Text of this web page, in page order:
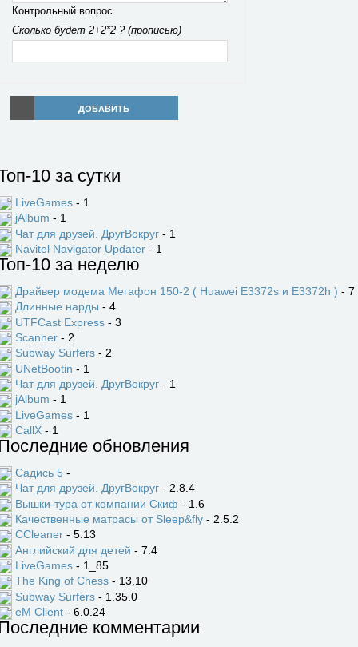
Контрольный вопрос
Сколько будет 2+2*2 ? (прописью)
ДОБАВИТЬ
10 за сутки
LiveGames - 1
jAlbum - 1
Чат для друзей. ДругВокруг - 1
Navitel Navigator Updater - 1
10 за неделю
Драйвер модема Мегафон 150-2 ( Huawei E3372s и E3372h ) - 7
Длинные нарды - 4
UTFCast Express - 3
Scanner - 2
Subway Surfers - 2
UNetBootin - 1
Чат для друзей. ДругВокруг - 1
jAlbum - 1
LiveGames - 1
CallX - 1
обновления
Садись 5 -
Чат для друзей. ДругВокруг - 2.8.4
Вышки-тура от компании Скиф - 1.6
Качественные матрасы от Sleep&fly - 2.5.2
CCleaner - 5.13
Английский для детей - 7.4
LiveGames - 1_85
The King of Chess - 13.10
Subway Surfers - 1.35.0
eM Client - 6.0.24
комментарии